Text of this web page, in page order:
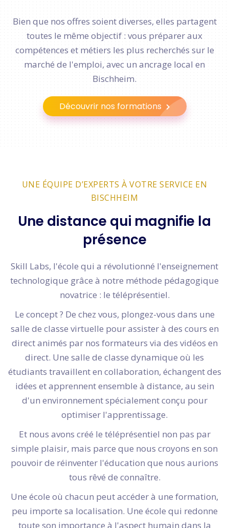
Bien que nos offres soient diverses, elles partagent
toutes le même objectif : vous préparer aux
compétences et métiers les plus recherchés sur le
marché de l'emploi, avec un ancrage local en
Bischheim.
Découvrir nos formations
UNE ÉQUIPE D’EXPERTS À VOTRE SERVICE EN
BISCHHEIM
Une distance qui magnifie la
présence
Skill Labs, l'école qui a révolutionné l'enseignement
technologique grâce à notre méthode pédagogique
novatrice : le téléprésentiel.
Le concept ? De chez vous, plongez-vous dans une
salle de classe virtuelle pour assister à des cours en
direct animés par nos formateurs via des vidéos en
direct. Une salle de classe dynamique où les
étudiants travaillent en collaboration, échangent des
idées et apprennent ensemble à distance, au sein
d'un environnement spécialement conçu pour
optimiser l'apprentissage.
Et nous avons créé le téléprésentiel non pas par
simple plaisir, mais parce que nous croyons en son
pouvoir de réinventer l'éducation que nous aurions
tous rêvé de connaître.
Une école où chacun peut accéder à une formation,
peu importe sa localisation. Une école qui redonne
toute son importance à l'aspect humain dans la